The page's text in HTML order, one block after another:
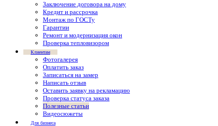
Заключение договора на дому
Кредит и рассрочка
Монтаж по ГОСТу
Гарантии
Ремонт и модернизация окон
Проверка тепловизором
Клиентам
Фотогалерея
Оплатить заказ
Записаться на замер
Написать отзыв
Оставить заявку на рекламацию
Проверка статуса заказа
Полезные статьи
Видеосюжеты
Для бизнеса